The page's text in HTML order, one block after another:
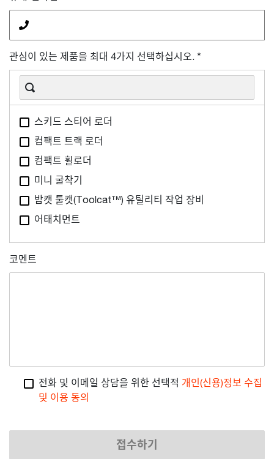
관심이 있는 제품을 최대 4가지 선택하십시오. *
스키드 스티어 로더
컴팩트 트랙 로더
컴팩트 휠로더
미니 굴착기
밥캣 툴캣(Toolcat™) 유틸리티 작업 장비
어태치먼트
코멘트
전화 및 이메일 상담을 위한 선택적 개인(신용)정보 수집
및 이용 동의
접수하기